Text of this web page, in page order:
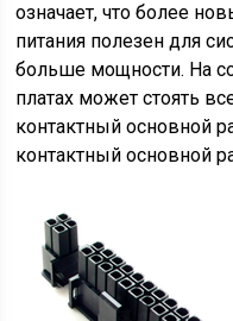
означает, что более
питания полезен для
больше мощности. На
платах может стоять
контактный основной
контактный основной